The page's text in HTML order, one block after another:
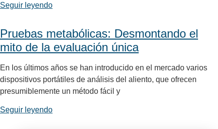
Seguir leyendo
Pruebas metabólicas: Desmontando el
mito de la evaluación única
En los últimos años se han introducido en el mercado varios
dispositivos portátiles de análisis del aliento, que ofrecen
presumiblemente un método fácil y
Seguir leyendo